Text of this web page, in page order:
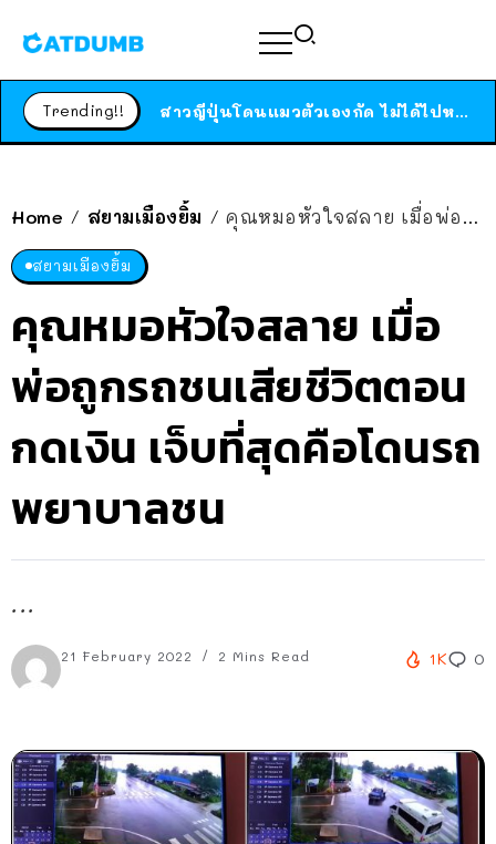
Trending!! สาวญี่ปุ่นโดนแมวตัวเองกัด ไม่ได้ไปหาหมอตั้งแต่เนิ่นๆ สุดท้ายขาบวม กลายเป็นโรคเนื้อเน่า เตือนทาสแมวทั้งหลายให้ระวัง
Home / สยามเมืองยิ้ม / คุณหมอหัวใจสลาย เมื่อพ่อถูกรถชนเสียชีวิตตอนกดเงิน เจ็บที่สุดคือโดนรถพยาบาลชน
สยามเมืองยิ้ม
คุณหมอหัวใจสลาย เมื่อ
พ่อถูกรถชนเสียชีวิตตอน
กดเงิน เจ็บที่สุดคือโดนรถ
พยาบาลชน
...
21 February 2022 2 Mins Read 1K 0